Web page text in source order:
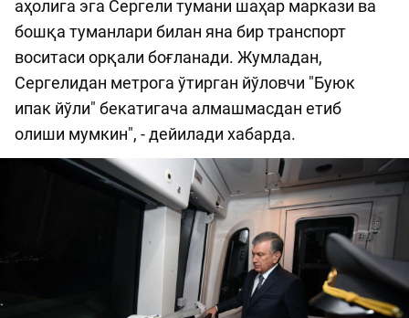
аҳолига эга Сергели тумани шаҳар маркази ва
бошқа туманлари билан яна бир транспорт
воситаси орқали боғланади. Жумладан,
Сергелидан метрога ўтирган йўловчи "Буюк
ипак йўли" бекатигача алмашмасдан етиб
олиши мумкин", - дейилади хабарда.